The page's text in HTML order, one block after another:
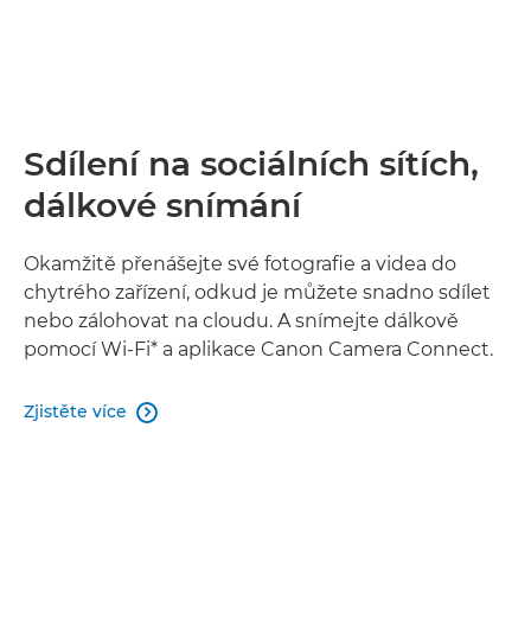
Sdílení na sociálních sítích,
dálkové snímání
Okamžitě přenášejte své fotografie a videa do
chytrého zařízení, odkud je můžete snadno sdílet
nebo zálohovat na cloudu. A snímejte dálkově
pomocí Wi-Fi* a aplikace Canon Camera Connect.
Zjistěte více 